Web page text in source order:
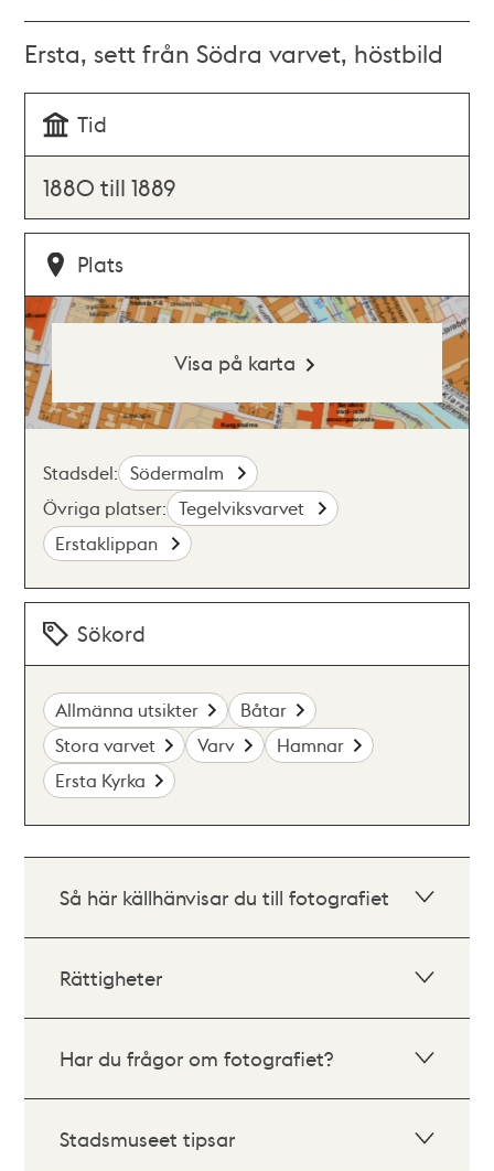
Ersta, sett från Södra varvet, höstbild
Tid
1880 till 1889
Plats
Visa på karta
Stadsdel: Södermalm
Övriga platser: Tegelviksvarvet
Erstaklippan
Sökord
Allmänna utsikter
Båtar
Stora varvet
Varv
Hamnar
Ersta Kyrka
Så här källhänvisar du till fotografiet
Rättigheter
Har du frågor om fotografiet?
Stadsmuseet tipsar